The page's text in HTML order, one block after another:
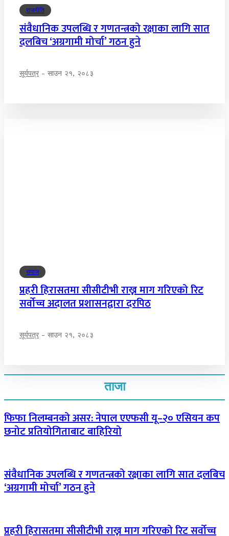
राजनीति
संवैधानिक उपलब्धि र गणतन्त्रको रक्षाका लागि सात
दलबिच ‘अग्रगामी मोर्चा’ गठन हुने
सूर्यपत्र - साउन २१, २०८३
समाज
प्रहरी हिरासतमा सीसीटीभी राख्न माग गरिएको रिट
सर्वोच्च अदालत प्रशासनद्वारा दरपिठ
सूर्यपत्र - साउन २१, २०८३
ताजा
फिफा निलम्बनको असर: नेपाल एएफसी यू–२० एसियन कप
छनोट प्रतियोगिताबाट बाहिरियो
संवैधानिक उपलब्धि र गणतन्त्रको रक्षाका लागि सात दलबिच
‘अग्रगामी मोर्चा’ गठन हुने
प्रहरी हिरासतमा सीसीटीभी राख्न माग गरिएको रिट सर्वोच्च